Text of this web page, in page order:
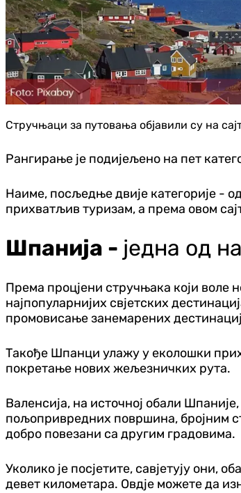
Стручњаци за путовања објавили су на
Рангирање је подијељено на пет
Наиме, посљедње двије категорије -
прихватљив туризам, а према овом
Шпанија - једна од
Према процјени стручњака који воле
најпопуларнијих свјетских
промовисање занемарених
Такође Шпанци улажу у еколошки
покретање нових жељезничких рута.
Валенсија, на источној обали
пољопривредних површина, бројним
добро повезани са другим градовима.
Уколико је посјетите, савјетују они,
девет километара. Овдје можете да